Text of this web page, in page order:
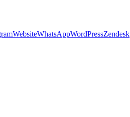
WebsiteWhatsAppWordPressZendesk